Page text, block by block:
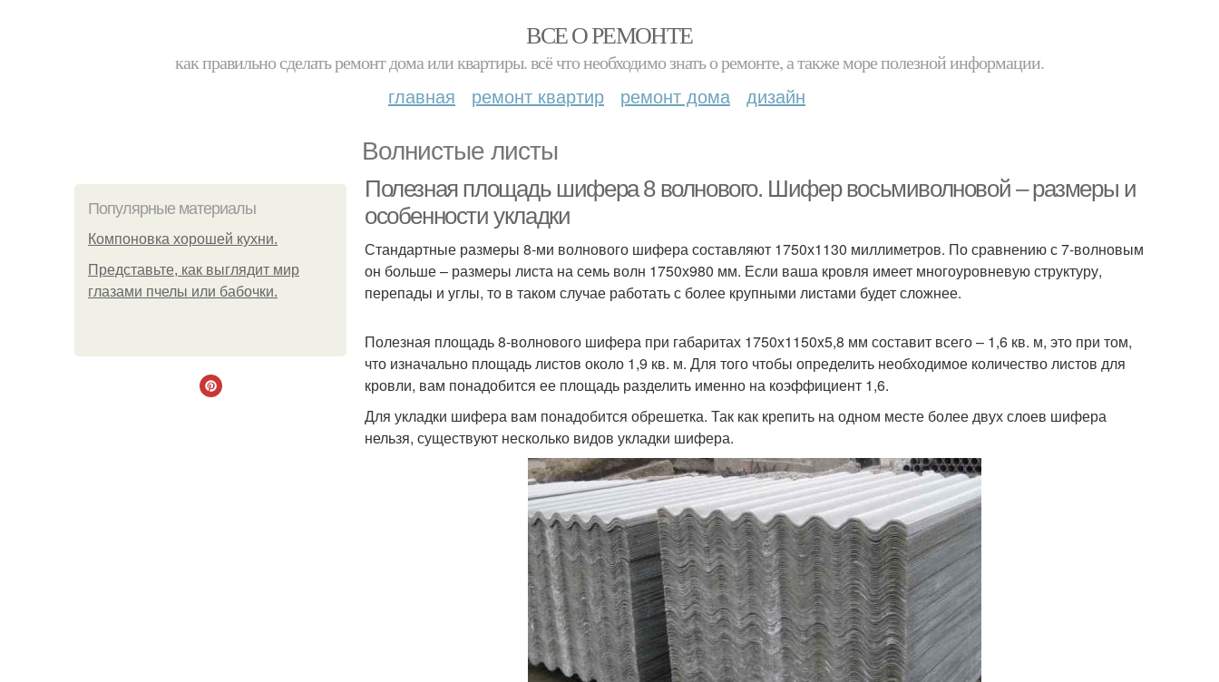
ВСЕ О РЕМОНТЕ
как правильно сделать ремонт дома или квартиры. всё что необходимо знать о ремонте, а также море полезной информации.
главная ремонт квартир ремонт дома дизайн
Волнистые листы
Популярные материалы
Компоновка хорошей кухни.
Представьте, как выглядит мир
глазами пчелы или бабочки.
Полезная площадь шифера 8 волнового. Шифер восьмиволновой – размеры и
особенности укладки
Стандартные размеры 8-ми волнового шифера составляют 1750х1130 миллиметров. По сравнению с 7-волновым
он больше – размеры листа на семь волн 1750х980 мм. Если ваша кровля имеет многоуровневую структуру,
перепады и углы, то в таком случае работать с более крупными листами будет сложнее.
Полезная площадь 8-волнового шифера при габаритах 1750x1150x5,8 мм составит всего – 1,6 кв. м, это при том,
что изначально площадь листов около 1,9 кв. м. Для того чтобы определить необходимое количество листов для
кровли, вам понадобится ее площадь разделить именно на коэффициент 1,6.
Для укладки шифера вам понадобится обрешетка. Так как крепить на одном месте более двух слоев шифера
нельзя, существуют несколько видов укладки шифера.